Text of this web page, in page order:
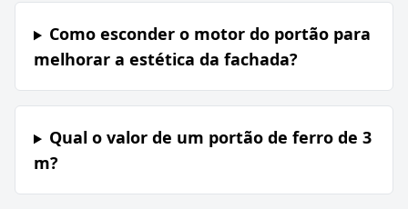
Como esconder o motor do portão para
melhorar a estética da fachada?
Qual o valor de um portão de ferro de 3
m?